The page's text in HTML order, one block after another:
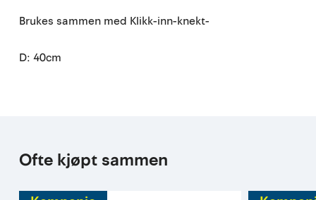
Brukes sammen med Klikk-inn-knekt-
D: 40cm
Ofte kjøpt sammen